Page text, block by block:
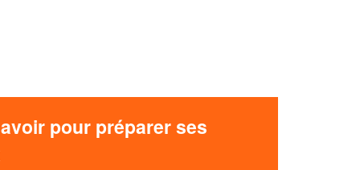
pour préparer ses